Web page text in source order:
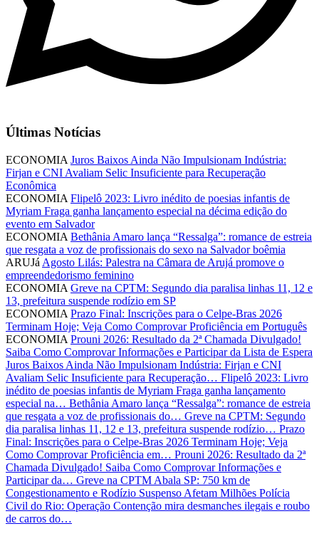
Últimas Notícias
ECONOMIA Juros Baixos Ainda Não Impulsionam Indústria:
Firjan e CNI Avaliam Selic Insuficiente para Recuperação
Econômica
ECONOMIA Flipelô 2023: Livro inédito de poesias infantis de
Myriam Fraga ganha lançamento especial na décima edição do
evento em Salvador
ECONOMIA Bethânia Amaro lança “Ressalga”: romance de estreia
que resgata a voz de profissionais do sexo na Salvador boêmia
ARUJá Agosto Lilás: Palestra na Câmara de Arujá promove o
empreendedorismo feminino
ECONOMIA Greve na CPTM: Segundo dia paralisa linhas 11, 12 e
13, prefeitura suspende rodízio em SP
ECONOMIA Prazo Final: Inscrições para o Celpe-Bras 2026
Terminam Hoje; Veja Como Comprovar Proficiência em Português
ECONOMIA Prouni 2026: Resultado da 2ª Chamada Divulgado!
Saiba Como Comprovar Informações e Participar da Lista de Espera
Juros Baixos Ainda Não Impulsionam Indústria: Firjan e CNI
Avaliam Selic Insuficiente para Recuperação… Flipelô 2023: Livro
inédito de poesias infantis de Myriam Fraga ganha lançamento
especial na… Bethânia Amaro lança “Ressalga”: romance de estreia
que resgata a voz de profissionais do… Greve na CPTM: Segundo
dia paralisa linhas 11, 12 e 13, prefeitura suspende rodízio… Prazo
Final: Inscrições para o Celpe-Bras 2026 Terminam Hoje; Veja
Como Comprovar Proficiência em… Prouni 2026: Resultado da 2ª
Chamada Divulgado! Saiba Como Comprovar Informações e
Participar da… Greve na CPTM Abala SP: 750 km de
Congestionamento e Rodízio Suspenso Afetam Milhões Polícia
Civil do Rio: Operação Contenção mira desmanches ilegais e roubo
de carros do…